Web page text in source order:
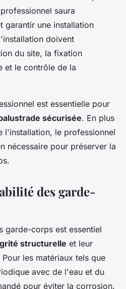
saura
garantir une installation
doivent
du site, la fixation
et le contrôle de la
est essentielle pour
sécurisée. En plus
l'installation, le professionnel
nécessaire pour préserver la
des garde-
garde-corps est essentiel
structurelle et leur
Pour les matériaux tels que
avec de l'eau et du
pour éviter la corrosion.